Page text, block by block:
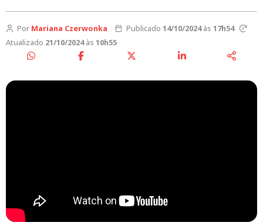
Por Mariana Czerwonka Publicado 14/10/2024às 17h54
Atualizado 21/10/2024às 10h55